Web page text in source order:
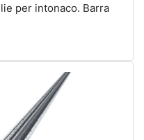
per intonaco. Barra